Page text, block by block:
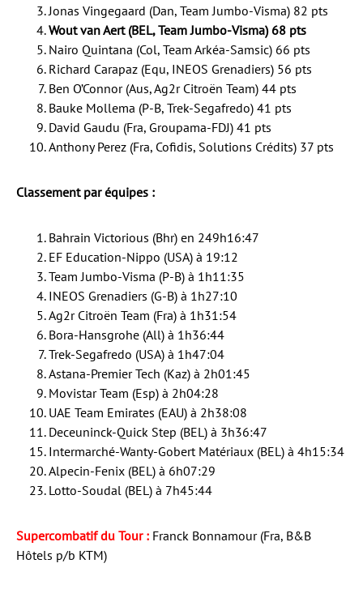
Jonas Vingegaard (Dan, Team Jumbo-Visma) 82 pts
Wout van Aert (BEL, Team Jumbo-Visma) 68 pts
Nairo Quintana (Col, Team Arkéa-Samsic) 66 pts
Richard Carapaz (Equ, INEOS Grenadiers) 56 pts
Ben O’Connor (Aus, Ag2r Citroën Team) 44 pts
Bauke Mollema (P-B, Trek-Segafredo) 41 pts
David Gaudu (Fra, Groupama-FDJ) 41 pts
Anthony Perez (Fra, Cofidis, Solutions Crédits) 37 pts
Classement par équipes :
Bahrain Victorious (Bhr) en 249h16:47
EF Education-Nippo (USA) à 19:12
Team Jumbo-Visma (P-B) à 1h11:35
INEOS Grenadiers (G-B) à 1h27:10
Ag2r Citroën Team (Fra) à 1h31:54
Bora-Hansgrohe (All) à 1h36:44
Trek-Segafredo (USA) à 1h47:04
Astana-Premier Tech (Kaz) à 2h01:45
Movistar Team (Esp) à 2h04:28
UAE Team Emirates (EAU) à 2h38:08
Deceuninck-Quick Step (BEL) à 3h36:47
Intermarché-Wanty-Gobert Matériaux (BEL) à 4h15:34
Alpecin-Fenix (BEL) à 6h07:29
Lotto-Soudal (BEL) à 7h45:44
Supercombatif du Tour : Franck Bonnamour (Fra, B&B
Hôtels p/b KTM)